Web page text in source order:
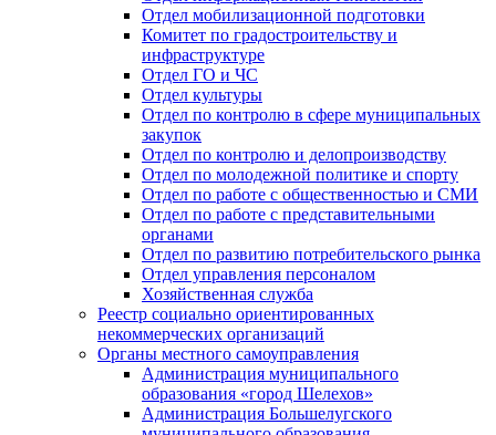
Отдел мобилизационной подготовки
Комитет по градостроительству и
инфраструктуре
Отдел ГО и ЧС
Отдел культуры
Отдел по контролю в сфере муниципальных
закупок
Отдел по контролю и делопроизводству
Отдел по молодежной политике и спорту
Отдел по работе с общественностью и СМИ
Отдел по работе с представительными
органами
Отдел по развитию потребительского рынка
Отдел управления персоналом
Хозяйственная служба
Реестр социально ориентированных
некоммерческих организаций
Органы местного самоуправления
Администрация муниципального
образования «город Шелехов»
Администрация Большелугского